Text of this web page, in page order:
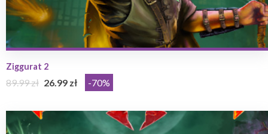
Ziggurat 2
89.99 zł 26.99 zł -70%